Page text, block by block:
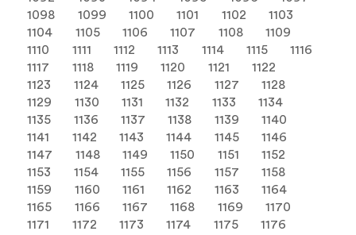
1098
1099 1100 1101 1102
1103
1104
1105 1106 1107 1108
1109
1110
1111 1112 1113 1114 1115
1116
1117
1118 1119 1120 1121
1122
1123
1124 1125 1126 1127
1128
1129
1130 1131 1132 1133
1134
1135
1136 1137 1138 1139
1140
1141
1142 1143 1144 1145
1146
1147
1148 1149 1150 1151
1152
1153
1154 1155 1156 1157
1158
1159
1160 1161 1162 1163
1164
1165
1166 1167 1168 1169
1170
1171
1172 1173 1174 1175
1176